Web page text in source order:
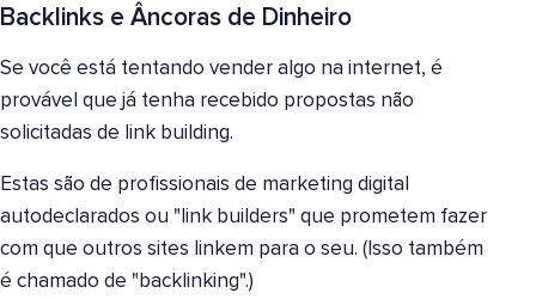
Backlinks e Âncoras de Dinheiro
Se você está tentando vender algo na internet, é
provável que já tenha recebido propostas não
solicitadas de link building.
Estas são de profissionais de marketing digital
autodeclarados ou "link builders" que prometem fazer
com que outros sites linkem para o seu. (Isso também
é chamado de "backlinking".)